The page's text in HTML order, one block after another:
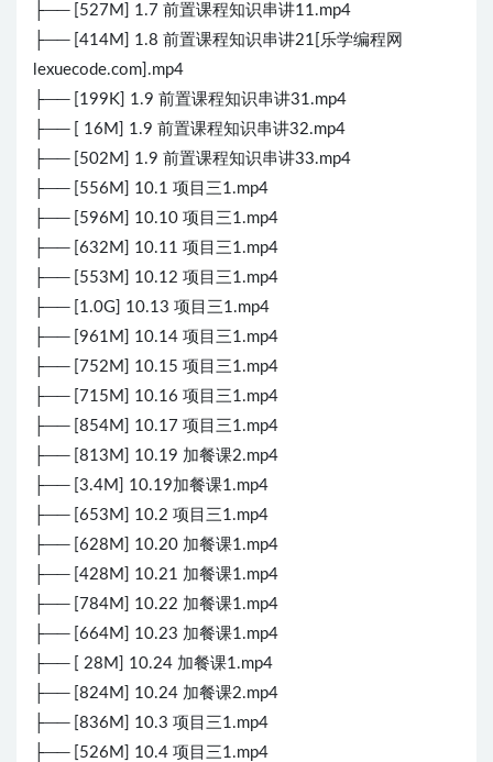
├── [527M] 1.7 前置课程知识串讲11.mp4
├── [414M] 1.8 前置课程知识串讲21[乐学编程网
lexuecode.com].mp4
├── [199K] 1.9 前置课程知识串讲31.mp4
├── [ 16M] 1.9 前置课程知识串讲32.mp4
├── [502M] 1.9 前置课程知识串讲33.mp4
├── [556M] 10.1 项目三1.mp4
├── [596M] 10.10 项目三1.mp4
├── [632M] 10.11 项目三1.mp4
├── [553M] 10.12 项目三1.mp4
├── [1.0G] 10.13 项目三1.mp4
├── [961M] 10.14 项目三1.mp4
├── [752M] 10.15 项目三1.mp4
├── [715M] 10.16 项目三1.mp4
├── [854M] 10.17 项目三1.mp4
├── [813M] 10.19 加餐课2.mp4
├── [3.4M] 10.19加餐课1.mp4
├── [653M] 10.2 项目三1.mp4
├── [628M] 10.20 加餐课1.mp4
├── [428M] 10.21 加餐课1.mp4
├── [784M] 10.22 加餐课1.mp4
├── [664M] 10.23 加餐课1.mp4
├── [ 28M] 10.24 加餐课1.mp4
├── [824M] 10.24 加餐课2.mp4
├── [836M] 10.3 项目三1.mp4
├── [526M] 10.4 项目三1.mp4